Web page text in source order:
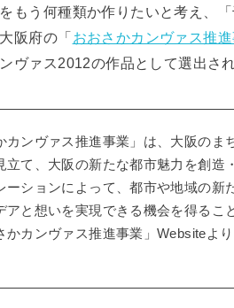
をもう何種類か作りたいと考え、
阪府の「おおさかカンヴァス推
ヴァス2012の作品として選出さ
カンヴァス推進事業」は、大阪の
立て、大阪の新たな都市魅力を創
ーションによって、都市や地域の新
アと想いを実現できる機会を得るこ
かカンヴァス推進事業」Websiteより